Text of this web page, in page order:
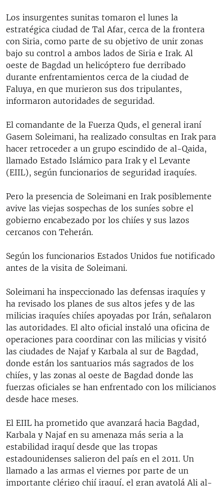
Los insurgentes sunitas tomaron el lunes la
estratégica ciudad de Tal Afar, cerca de la frontera
con Siria, como parte de su objetivo de unir zonas
bajo su control a ambos lados de Siria e Irak. Al
oeste de Bagdad un helicóptero fue derribado
durante enfrentamientos cerca de la ciudad de
Faluya, en que murieron sus dos tripulantes,
informaron autoridades de seguridad.
El comandante de la Fuerza Quds, el general iraní
Gasem Soleimani, ha realizado consultas en Irak para
hacer retroceder a un grupo escindido de al-Qaida,
llamado Estado Islámico para Irak y el Levante
(EIIL), según funcionarios de seguridad iraquíes.
Pero la presencia de Soleimani en Irak posiblemente
avive las viejas sospechas de los suníes sobre el
gobierno encabezado por los chiíes y sus lazos
cercanos con Teherán.
Según los funcionarios Estados Unidos fue notificado
antes de la visita de Soleimani.
Soleimani ha inspeccionado las defensas iraquíes y
ha revisado los planes de sus altos jefes y de las
milicias iraquíes chiíes apoyadas por Irán, señalaron
las autoridades. El alto oficial instaló una oficina de
operaciones para coordinar con las milicias y visitó
las ciudades de Najaf y Karbala al sur de Bagdad,
donde están los santuarios más sagrados de los
chiíes, y las zonas al oeste de Bagdad donde las
fuerzas oficiales se han enfrentado con los milicianos
desde hace meses.
El EIIL ha prometido que avanzará hacia Bagdad,
Karbala y Najaf en su amenaza más seria a la
estabilidad iraquí desde que las tropas
estadounidenses salieron del país en el 2011. Un
llamado a las armas el viernes por parte de un
importante clérigo chií iraquí, el gran ayatolá Ali al-